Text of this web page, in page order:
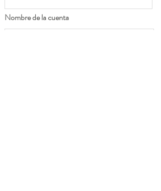
Nombre de la cuenta